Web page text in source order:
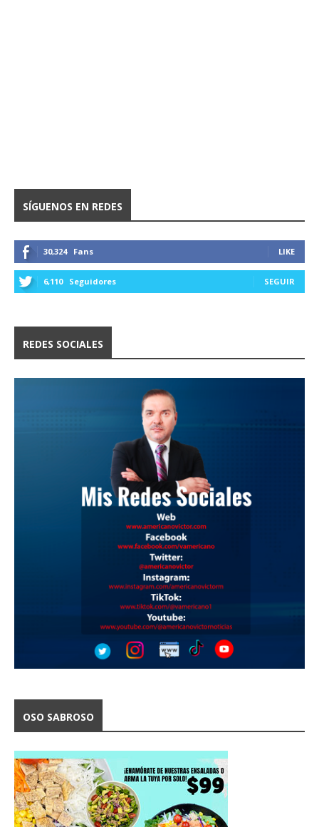
SÍGUENOS EN REDES
30,324 Fans LIKE
6,110 Seguidores SEGUIR
REDES SOCIALES
OSO SABROSO